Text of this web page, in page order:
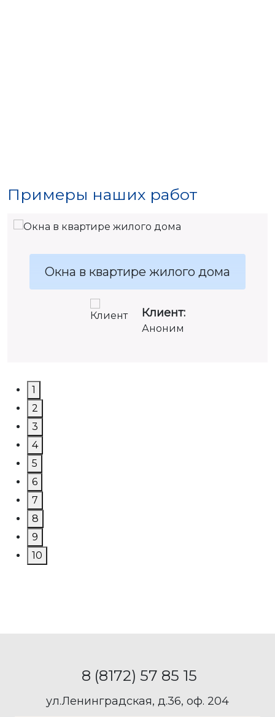
Примеры наших работ
Клиент:
Аноним
Окна в квартире жилого дома
1
2
3
4
5
6
7
8
9
10
8 (8172) 57 85 15
ул.Ленинградская, д.36, оф. 204